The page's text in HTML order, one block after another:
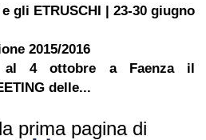
gli ETRUSCHI | 23-30 giugno
2015/2016
al 4 ottobre a Faenza il
delle...
prima pagina di